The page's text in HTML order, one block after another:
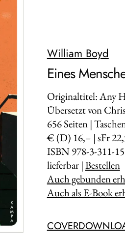
William Boyd
Eines
Originaltitel: Any
Übersetzt von
656Seiten |
€ (D) 16,– | sFr
ISBN 978-3-311-
lieferbar |Bestellen
Auch gebunden
Auch als E-Book